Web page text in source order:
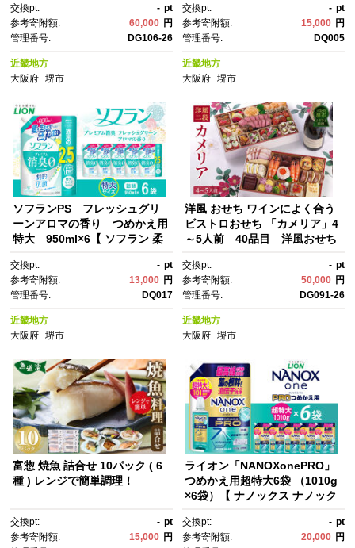
交換pt: - pt
参考寄附額:
60,000 円
管理番号:
DG106-26
近畿地方
大阪府
堺市
剤 詰め替え用 日用品 消耗品 人
気 おすすめ 大阪 堺市】
交換pt: - pt
参考寄附額:
15,000 円
管理番号:
DQ005
近畿地方
大阪府 堺市
ソフランPS フレッシュグリ
ーンアロマの香り つめかえ用
特大 950ml×6【 ソフラン 柔
すすめ 衣類用 日用品 消耗品 送
料無料 大阪 堺市】
交換pt: - pt
参考寄附額:
13,000 円
管理番号:
DQ017
近畿地方
大阪府
堺市
洋風 おせち ワインによく合う
ビストロおせち 「カメリア」4
～5人前 40品目 洋風おせち
交換pt: - pt
参考寄附額:
50,000 円
管理番号:
DG091-26
近畿地方
大阪府 堺市
富惣 焼魚 詰合せ 10パック ( 6
種 ) レンジで簡単調理！
交換pt: - pt
参考寄附額:
15,000 円
ライオン「NANOXonePRO」
つめかえ用超特大6袋 （1010g
×6袋）【 ナノックス ナノック
え 詰替え 人気 おすすめ 日用
品 消耗品 送料無料 大阪 堺市】
交換pt: - pt
参考寄附額:
20,000 円